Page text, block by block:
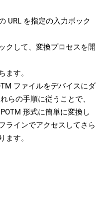
URL を指定の入力ボック
クして、変換プロセスを開
ます。
ファイルをデバイスにダ
らの手順に従うことで、
形式に簡単に変換し
ラインでアクセスしてさら
ます。